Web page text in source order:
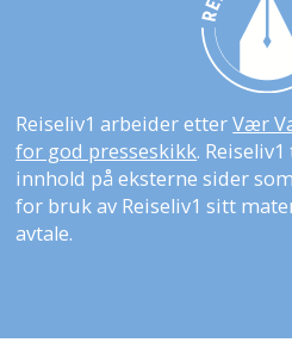
Reiseliv1 arbeider etterVær
for god presseskikk.
innhold på eksterne sider
for bruk av Reiseliv1 sitt
avtale.